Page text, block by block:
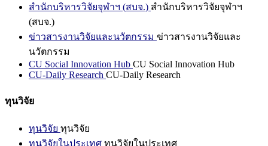
สำนักบริหารวิจัยจุฬาฯ (สบจ.) สำนักบริหารวิจัยจุฬาฯ
(สบจ.)
ข่าวสารงานวิจัยและนวัตกรรม ข่าวสารงานวิจัยและ
นวัตกรรม
CU Social Innovation Hub CU Social Innovation Hub
CU-Daily Research CU-Daily Research
ทุนวิจัย
ทุนวิจัย ทุนวิจัย
ทุนวิจัยในประเทศ ทุนวิจัยในประเทศ